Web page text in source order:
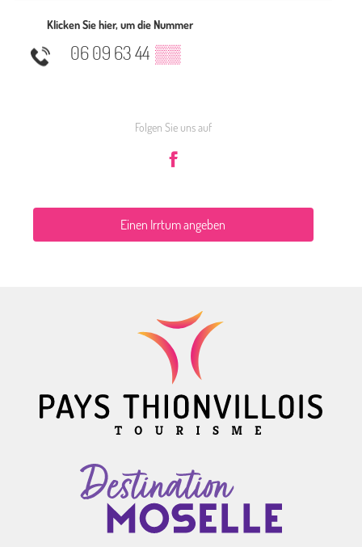
Klicken Sie hier, um die Nummer
06 09 63 44 ▒▒
Folgen Sie uns auf
Einen Irrtum angeben